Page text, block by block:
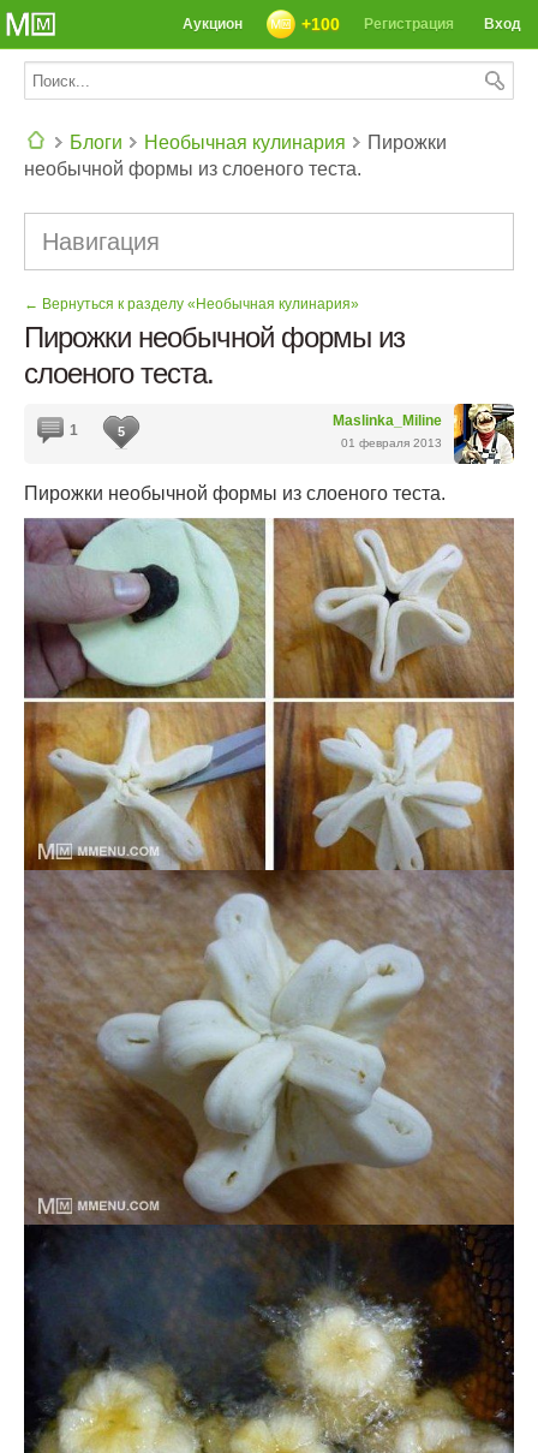
Вход
Регистрация
+100
Аукцион
Блоги Необычная кулинария
Пирожки
необычной формы из слоеного теста.
Навигация
← Вернуться к разделу «Необычная кулинария»
Пирожки необычной формы из
слоеного теста.
Maslinka_Miline
01 февраля 2013
1 5
Пирожки необычной формы из слоеного теста.